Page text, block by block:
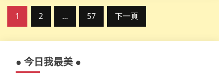
文
頁
1 2 ... 57 下一頁
● 今日我最美 ●